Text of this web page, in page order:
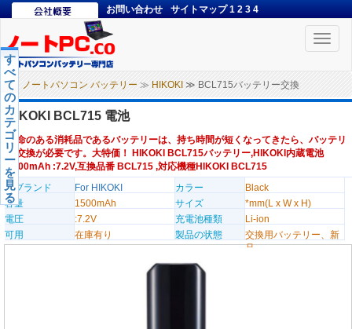
お問い合わせ サイトマップ 1 2 3 4
Toggle
ノートパソコン バッテリー ≫ HIKOKI ≫ BCL715バッテリー交換
す
べ
て
の
カ
テ
ゴ
リ
ー
を
見
る
HIKOKI BCL715 電池
寿命のある消耗品であるバッテリーは、持ち時間が短くなってきたら、バッテリ
ー交換が必要です。大特価！ HIKOKI BCL715バッテリー,HIKOKI内蔵電池
1500mAh :7.2V,互換品番 BCL715 ,対応機種HIKOKI BCL715
のブランド
For HIKOKI カラー
Black
容量
1500mAh サイズ
*mm(L x W x H)
電圧
:7.2V 充電池種類
Li-ion
可用
在庫有り 製品の状態
交換用バッテリー、新
品